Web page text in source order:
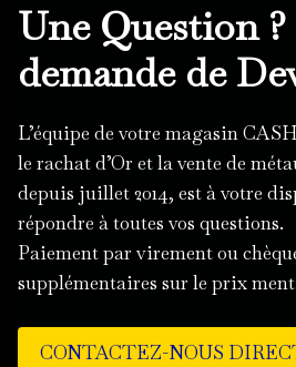
Une Question
demande de
L’équipe de votre magasin
le rachat d’Or et la vente de
depuis juillet 2014, est à votre
répondre à toutes vos questions.
Paiement par virement ou
supplémentaires sur le prix
CONTACTEZ-NOUS